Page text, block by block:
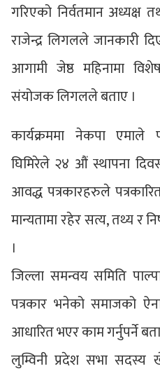
गरिएको निर्वतमान
राजेन्द्र लिगलले जानकारी
आगामी जेष्ठ महिनामा
संयोजक लिगलले बताए ।
कार्यक्रममा नेकपा एमाले
घिमिरेले २४ औं स्थापना
आवद्ध पत्रकारहरुले
मान्यतामा रहेर सत्य, तथ्य र
।
जिल्ला समन्वय समिति
पत्रकार भनेको समाजको
आधारित भएर काम गर्नुपर्ने
लुम्विनी प्रदेश सभा